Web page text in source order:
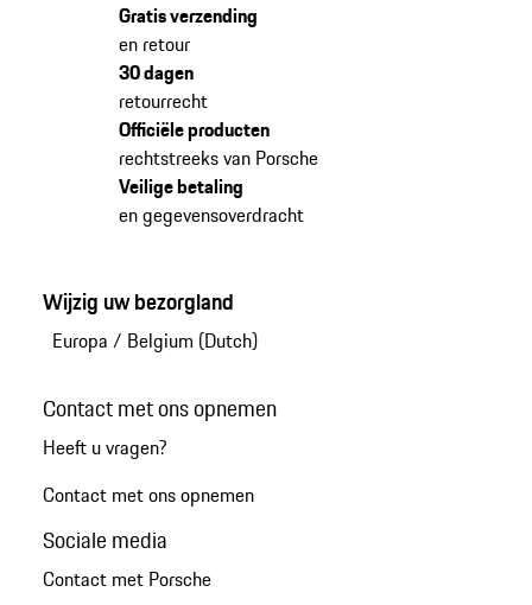
Gratis verzending
en retour
30 dagen
retourrecht
Officiële producten
rechtstreeks van Porsche
Veilige betaling
en gegevensoverdracht
Wijzig uw bezorgland
Europa / Belgium (Dutch)
Contact met ons opnemen
Heeft u vragen?
Contact met ons opnemen
Sociale media
Contact met Porsche